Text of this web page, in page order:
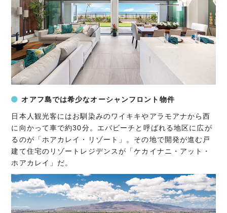
オアフ島では希少なオーシャンフロント物件
日本人観光客にはお馴染みのワイキキやアラモアナから西
に向かって車で約30分。エバビーチと呼ばれる地区に広が
るのが「ホアカレイ・リゾート」。その地で開発が進む戸
建て住宅のリゾートレジデンスが「ケカイナニ・アット・
ホアカレイ」だ。